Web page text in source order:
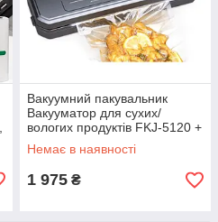
Вакуумний пакувальник
Вакууматор для сухих/
вологих продуктів FKJ-5120 +
10 пакетів Електричний із
вбудованим різаком та
Немає в наявності
1 975 ₴